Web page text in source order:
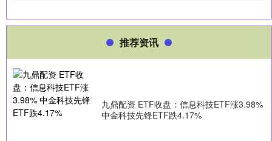
推荐资讯
九鼎配资 ETF收盘：信息科技ETF涨3.98%
中金科技先锋ETF跌4.17%